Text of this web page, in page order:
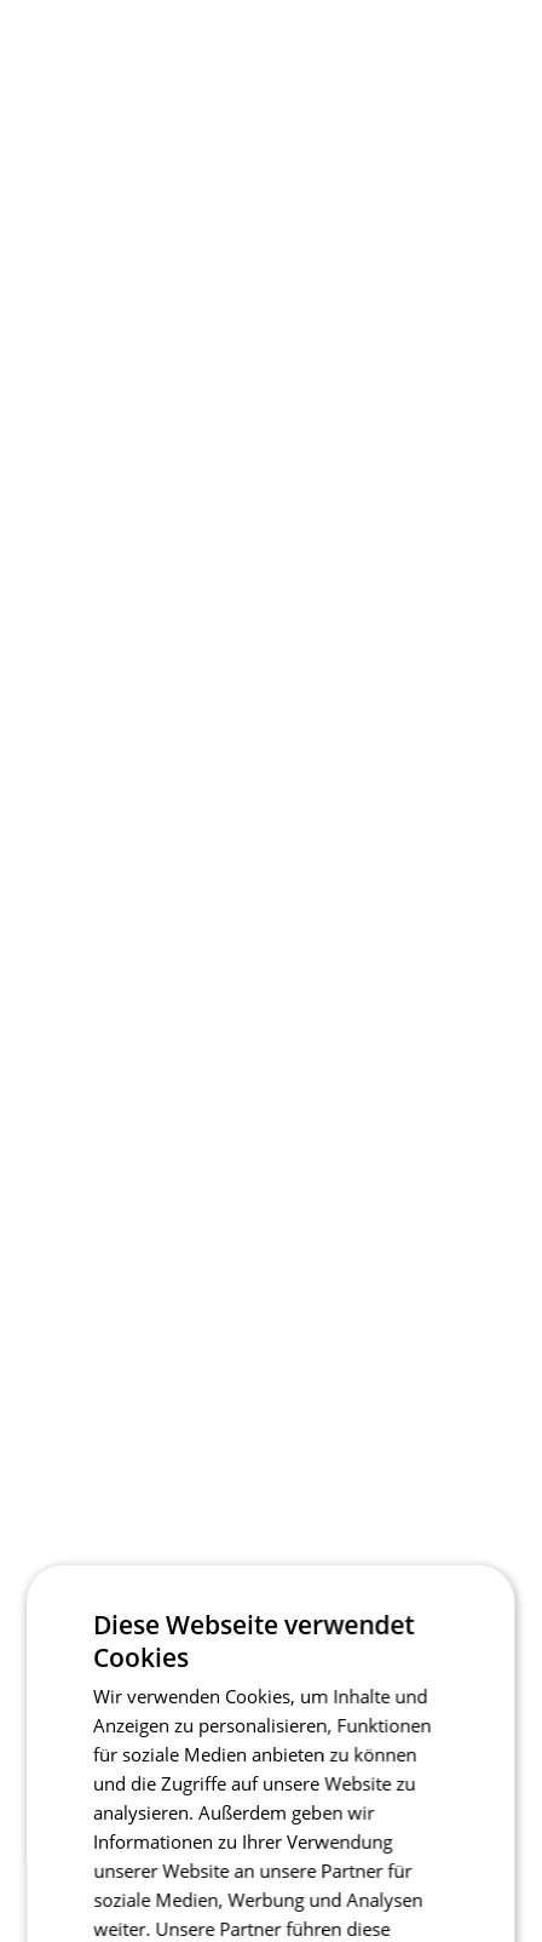
Diese Webseite verwendet
Cookies
Wir verwenden Cookies, um Inhalte und
Anzeigen zu personalisieren, Funktionen
für soziale Medien anbieten zu können
und die Zugriffe auf unsere Website zu
analysieren. Außerdem geben wir
Informationen zu Ihrer Verwendung
unserer Website an unsere Partner für
soziale Medien, Werbung und Analysen
weiter. Unsere Partner führen diese